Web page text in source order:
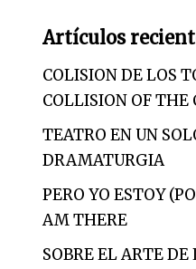
Artículos
COLISION DE LOS
COLLISION OF THE
TEATRO EN UN
DRAMATURGIA
PERO YO ESTOY
AM THERE
SOBRE EL ARTE